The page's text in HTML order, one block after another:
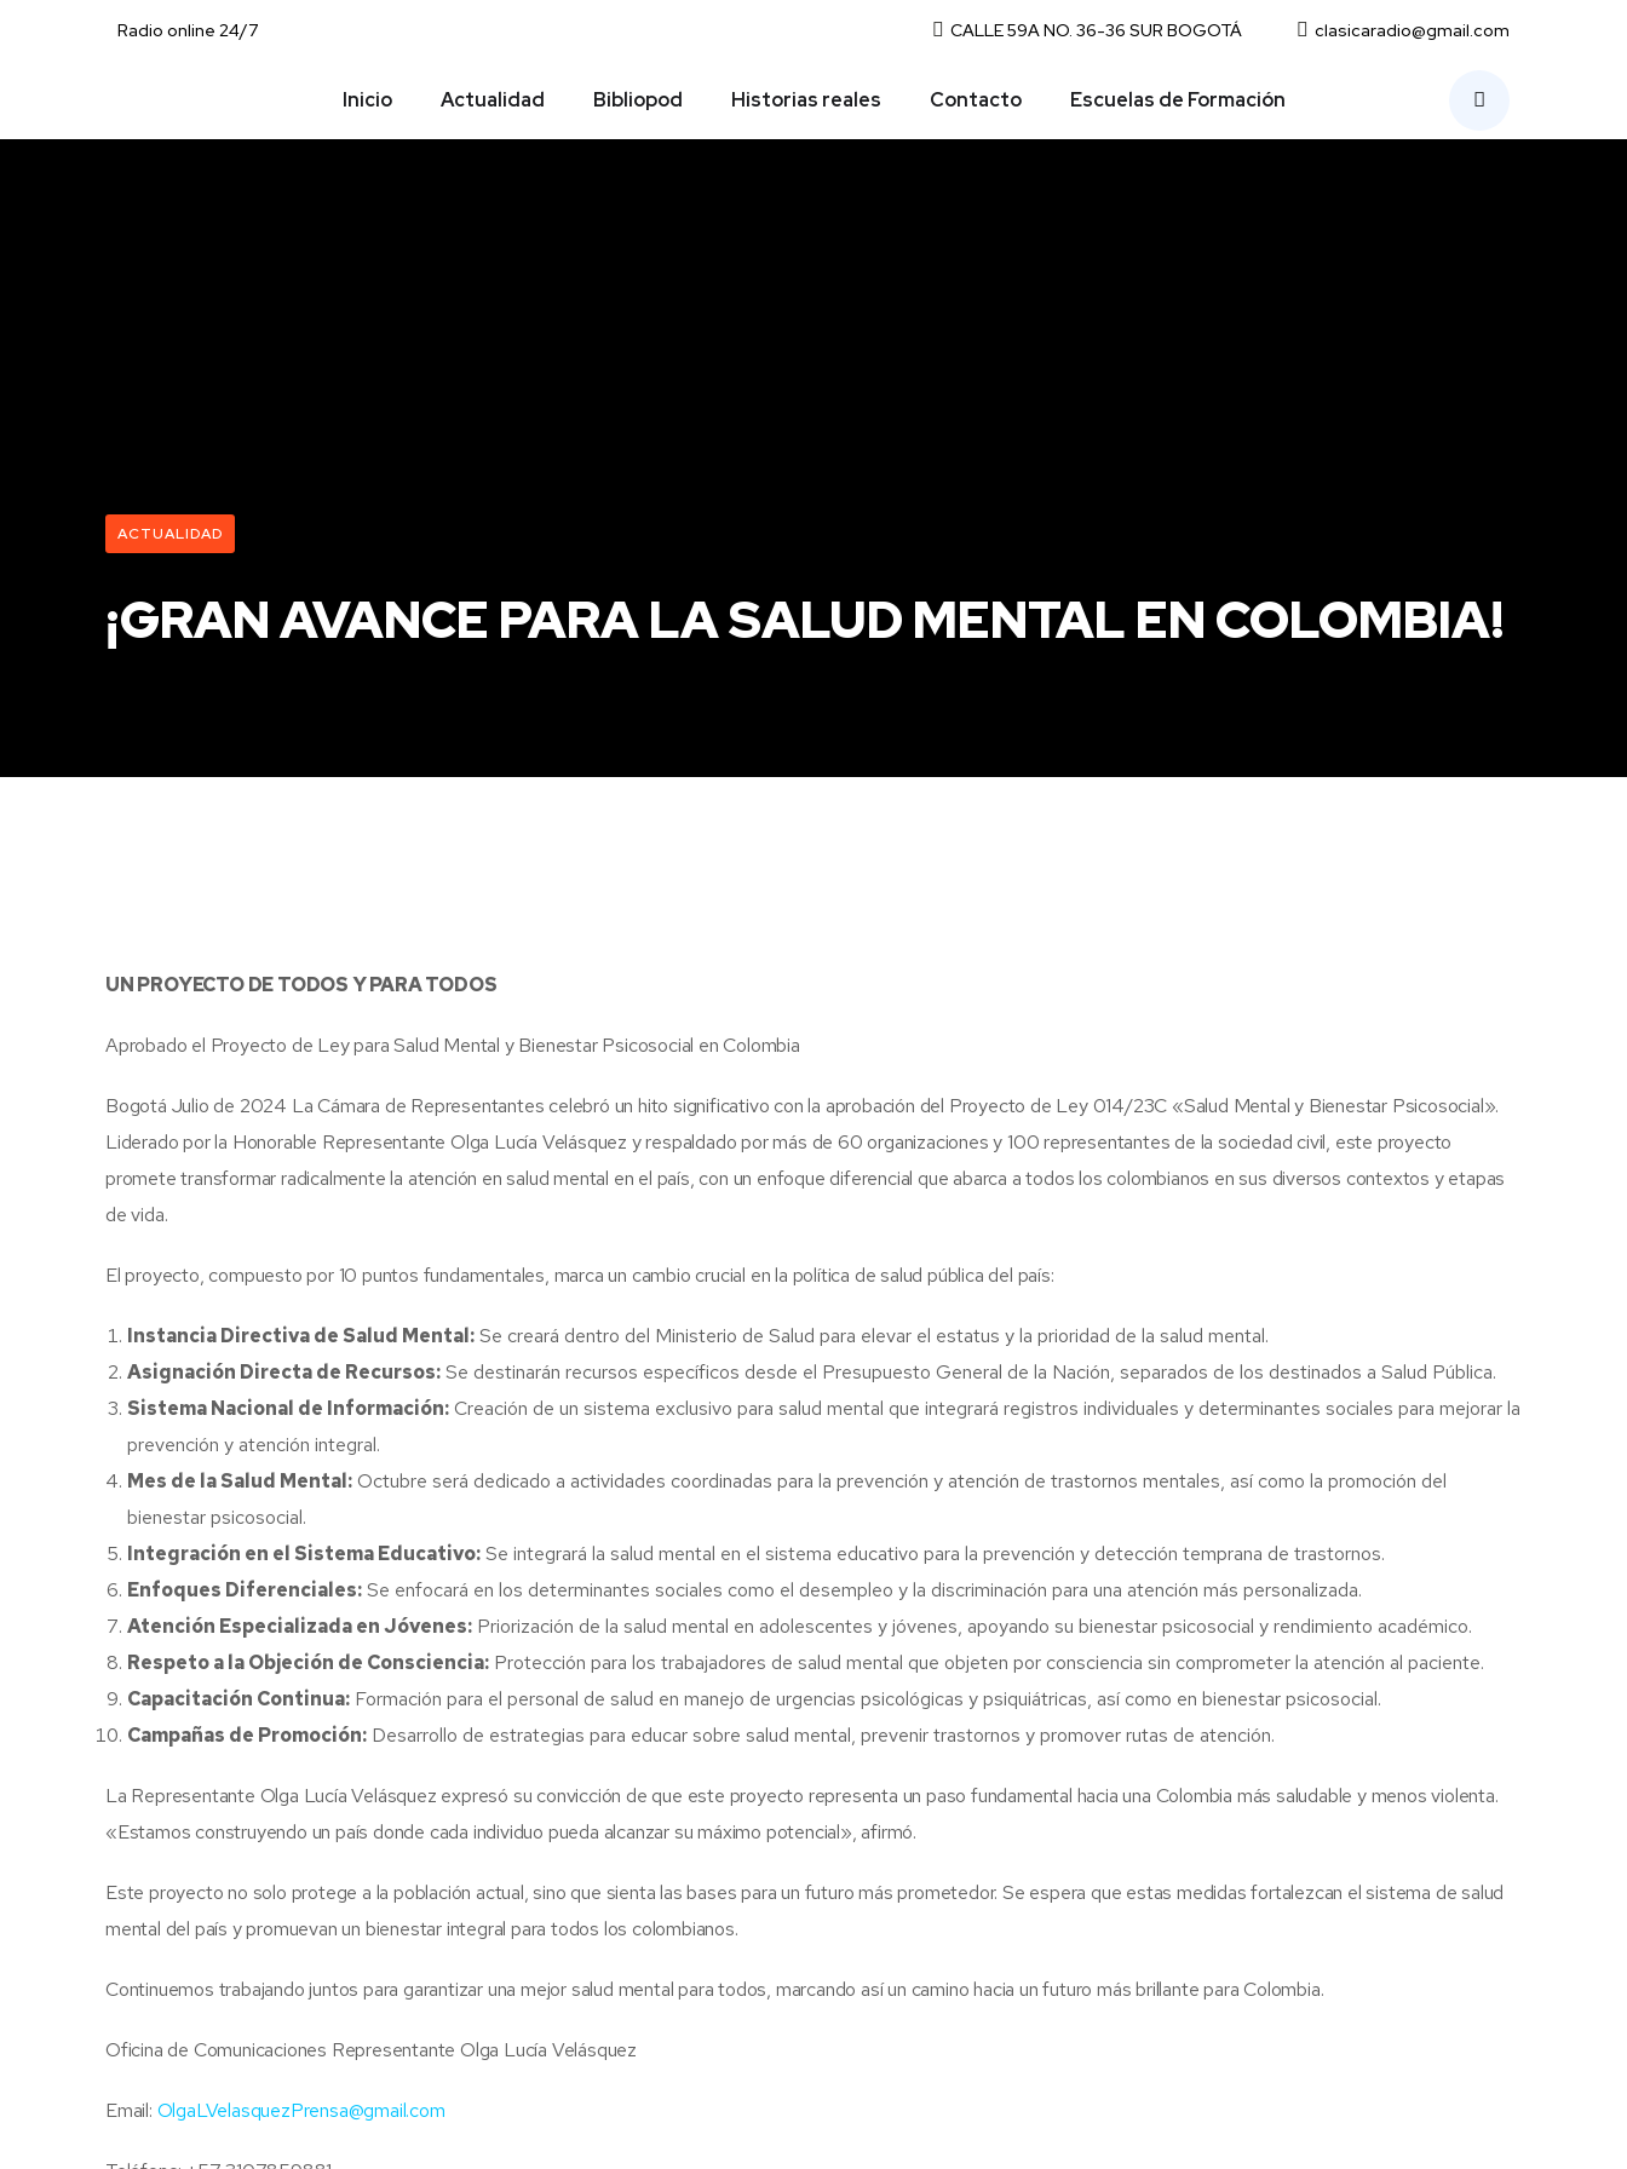
Radio online 24/7 CALLE 59A NO. 36-36 SUR BOGOTÁ clasicaradio@gmail.com
Inicio Actualidad Bibliopod Historias reales Contacto Escuelas de Formación
ACTUALIDAD
¡GRAN AVANCE PARA LA SALUD MENTAL EN COLOMBIA!
UN PROYECTO DE TODOS Y PARA TODOS
Aprobado el Proyecto de Ley para Salud Mental y Bienestar Psicosocial en Colombia
Bogotá Julio de 2024 La Cámara de Representantes celebró un hito significativo con la aprobación del Proyecto de Ley 014/23C «Salud Mental y Bienestar Psicosocial».
Liderado por la Honorable Representante Olga Lucía Velásquez y respaldado por más de 60 organizaciones y 100 representantes de la sociedad civil, este proyecto
promete transformar radicalmente la atención en salud mental en el país, con un enfoque diferencial que abarca a todos los colombianos en sus diversos contextos y etapas
de vida.
El proyecto, compuesto por 10 puntos fundamentales, marca un cambio crucial en la política de salud pública del país:
Instancia Directiva de Salud Mental:Se creará dentro del Ministerio de Salud para elevar el estatus y la prioridad de la salud mental.
Asignación Directa de Recursos:Se destinarán recursos específicos desde el Presupuesto General de la Nación, separados de los destinados a Salud Pública.
Sistema Nacional de Información:Creación de un sistema exclusivo para salud mental que integrará registros individuales y determinantes sociales para mejorar la
prevención y atención integral.
Mes de la Salud Mental:Octubre será dedicado a actividades coordinadas para la prevención y atención de trastornos mentales, así como la promoción del
bienestar psicosocial.
Integración en el Sistema Educativo:Se integrará la salud mental en el sistema educativo para la prevención y detección temprana de trastornos.
Enfoques Diferenciales:Se enfocará en los determinantes sociales como el desempleo y la discriminación para una atención más personalizada.
Atención Especializada en Jóvenes: Priorización de la salud mental en adolescentes y jóvenes, apoyando su bienestar psicosocial y rendimiento académico.
Respeto a la Objeción de Consciencia: Protección para los trabajadores de salud mental que objeten por consciencia sin comprometer la atención al paciente.
Capacitación Continua: Formación para el personal de salud en manejo de urgencias psicológicas y psiquiátricas, así como en bienestar psicosocial.
Campañas de Promoción: Desarrollo de estrategias para educar sobre salud mental, prevenir trastornos y promover rutas de atención.
La Representante Olga Lucía Velásquez expresó su convicción de que este proyecto representa un paso fundamental hacia una Colombia más saludable y menos violenta.
«Estamos construyendo un país donde cada individuo pueda alcanzar su máximo potencial», afirmó.
Este proyecto no solo protege a la población actual, sino que sienta las bases para un futuro más prometedor. Se espera que estas medidas fortalezcan el sistema de salud
mental del país y promuevan un bienestar integral para todos los colombianos.
Continuemos trabajando juntos para garantizar una mejor salud mental para todos, marcando así un camino hacia un futuro más brillante para Colombia.
Oficina de Comunicaciones Representante Olga Lucía Velásquez
Email: OlgaLVelasquezPrensa@gmail.com